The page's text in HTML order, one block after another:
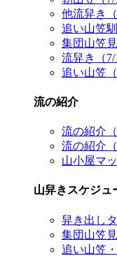
他流舁き（
追い山笠馴
集団山笠見
流舁き（7/
追い山笠（
流の紹介
流の紹介
流の紹介
山小屋マ
山舁きスケジュ
舁き出し
集団山笠
追い山笠